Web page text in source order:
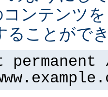
コンテンツ
ることがで